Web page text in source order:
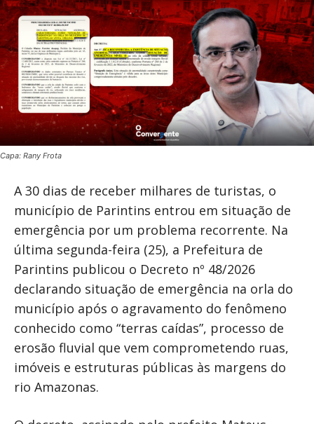
Capa: Rany Frota
A 30 dias de receber milhares de turistas, o
município de Parintins entrou em situação de
emergência por um problema recorrente. Na
última segunda-feira (25), a Prefeitura de
Parintins publicou o Decreto nº 48/2026
declarando situação de emergência na orla do
município após o agravamento do fenômeno
conhecido como “terras caídas”, processo de
erosão fluvial que vem comprometendo ruas,
imóveis e estruturas públicas às margens do
rio Amazonas.